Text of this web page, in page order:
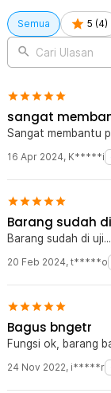
Semua 5 (4)
Cari Ulasan
sangat
Sangat membantu
16 Apr 2024, K*****i
Barang sudah
Barang sudah
20 Feb 2024, t*****o
Bagus bngetr
Fungsi ok, barang
24 Nov 2022, i*****r